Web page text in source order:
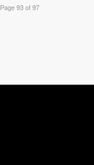
Page 93 of 97